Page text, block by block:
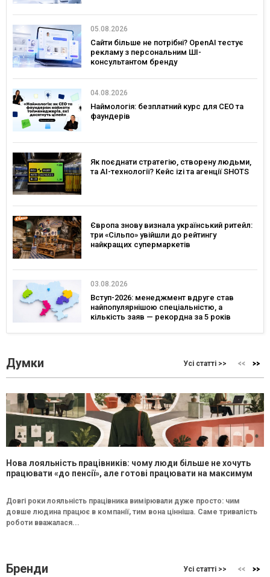
05.08.2026
Сайти більше не потрібні? OpenAI тестує
рекламу з персональним ШІ-
консультантом бренду
04.08.2026
Наймологія: безплатний курс для CEO та
фаундерів
Як поєднати стратегію, створену людьми,
та AI-технології? Кейс izi та агенції SHOTS
Європа знову визнала український ритейл:
три «Сільпо» увійшли до рейтингу
найкращих супермаркетів
03.08.2026
Вступ-2026: менеджмент вдруге став
найпопулярнішою спеціальністю, а
кількість заяв — рекордна за 5 років
Думки Усі статті >>
Нова лояльність працівників: чому люди більше не хочуть
працювати «до пенсії», але готові працювати на максимум
Довгі роки лояльність працівника вимірювали дуже просто: чим
довше людина працює в компанії, тим вона цінніша. Саме тривалість
роботи вважалася...
Бренди Усі статті >>